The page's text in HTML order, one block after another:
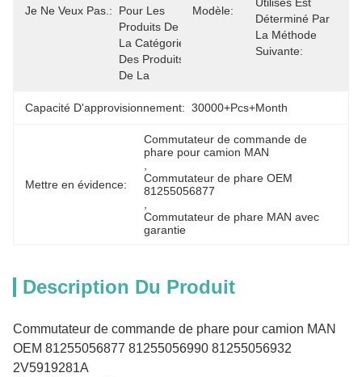
Je Ne Veux Pas.:
Pour Les
Produits De
La Catégorie
Des Produits
De La
Modèle:
Déterminé Par
La Méthode
Suivante:
Capacité D'approvisionnement: 30000+Pcs+Month
Mettre en évidence:
Commutateur de commande de
phare pour camion MAN
Commutateur de phare OEM
81255056877
Commutateur de phare MAN avec
garantie
Description Du Produit
Commutateur de commande de phare pour camion MAN
OEM 81255056877 81255056990 81255056932
2V5919281A